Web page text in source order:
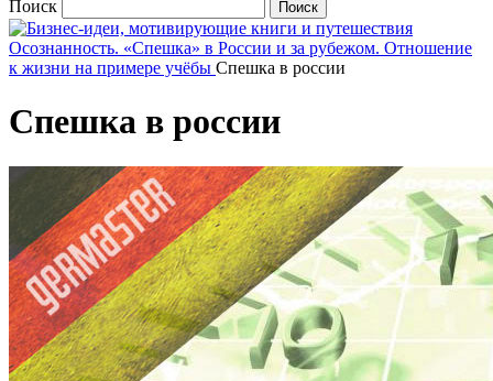
Поиск
Осознанность. «Спешка» в России и за рубежом. Отношение
к жизни на примере учёбы Спешка в россии
Спешка в россии